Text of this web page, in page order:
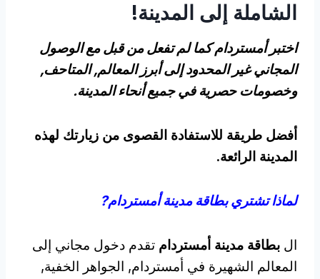
الشاملة إلى المدينة!
اختبر أمستردام كما لم تفعل من قبل مع الوصول
المجاني غير المحدود إلى أبرز المعالم, المتاحف,
وخصومات حصرية في جميع أنحاء المدينة.
أفضل طريقة للاستفادة القصوى من زيارتك لهذه
المدينة الرائعة.
لماذا تشتري بطاقة مدينة أمستردام?
ال بطاقة مدينة أمستردام تقدم دخول مجاني إلى
المعالم الشهيرة في أمستردام, الجواهر الخفية,